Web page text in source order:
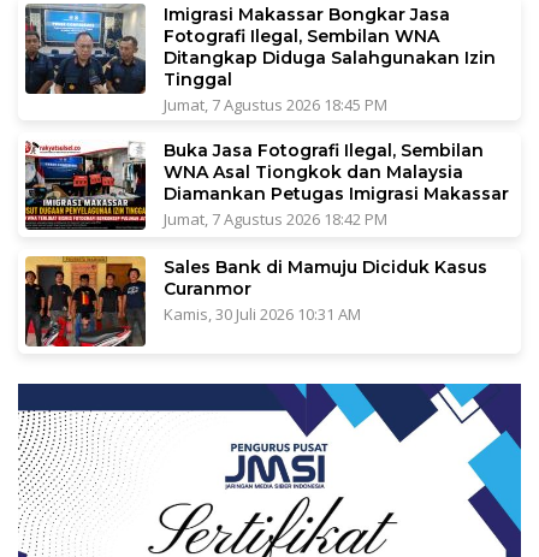
Imigrasi Makassar Bongkar Jasa
Fotografi Ilegal, Sembilan WNA
Ditangkap Diduga Salahgunakan Izin
Tinggal
Jumat, 7 Agustus 2026 18:45 PM
Buka Jasa Fotografi Ilegal, Sembilan
WNA Asal Tiongkok dan Malaysia
Diamankan Petugas Imigrasi Makassar
Jumat, 7 Agustus 2026 18:42 PM
Sales Bank di Mamuju Diciduk Kasus
Curanmor
Kamis, 30 Juli 2026 10:31 AM